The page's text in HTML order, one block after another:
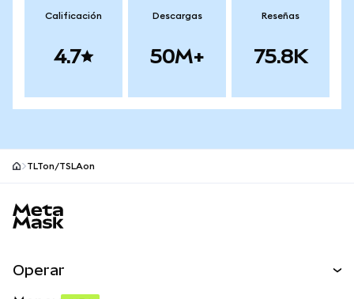
Calificación
4.7
Descargas
50M+
Reseñas
75.8K
TLTon/TSLAon
Operar